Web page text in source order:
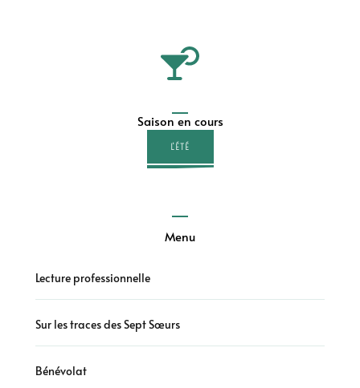
Saison en cours
L'ÉTÉ
Menu
Lecture professionnelle
Sur les traces des Sept Sœurs
Bénévolat